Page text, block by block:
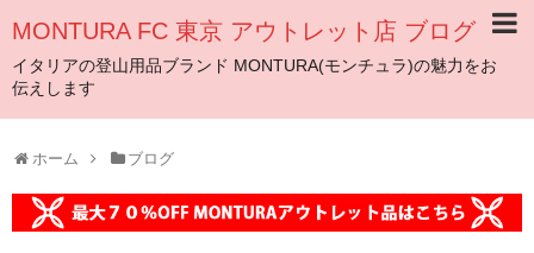
MONTURA FC 東京 アウトレット店 ブログ
イタリアの登山用品ブランド MONTURA(モンチュラ)の魅力をお
伝えします
ホーム ブログ